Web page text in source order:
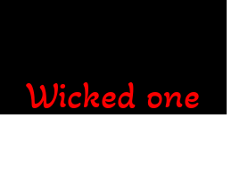
Wicked one